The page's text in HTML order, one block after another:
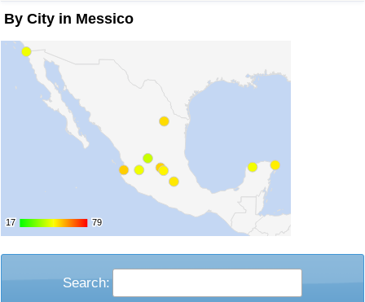
By City in Messico
17
17 79
79
Search: